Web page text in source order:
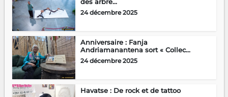
24 décembre 2025
Anniversaire : Fanja
Andriamanantena sort « Collec...
24 décembre 2025
Havatse : De rock et de tattoo